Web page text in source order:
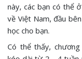
này, các bạn có thể
về Việt Nam, đầu
học cho bạn.
Có thể thấy, chương